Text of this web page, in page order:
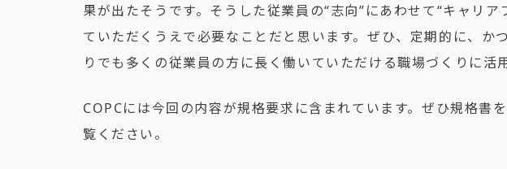
果が出たそうです。そうした従業員の“志向”にあわせて“キャリ
ていただくうえで必要なことだと思います。ぜひ、定期的に、か
りでも多くの従業員の方に長く働いていただける職場づくりに活
COPCには今回の内容が規格要求に含まれています。ぜひ規格書
覧ください。